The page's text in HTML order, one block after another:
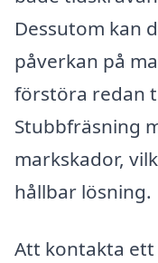
Dessutom kan
påverkan på
förstöra redan
Stubbfräsning
markskador,
hållbar lösning.
Att kontakta